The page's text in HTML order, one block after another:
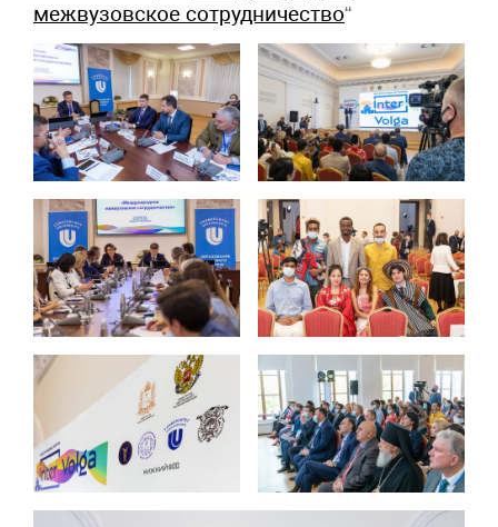
межвузовское сотрудничество“